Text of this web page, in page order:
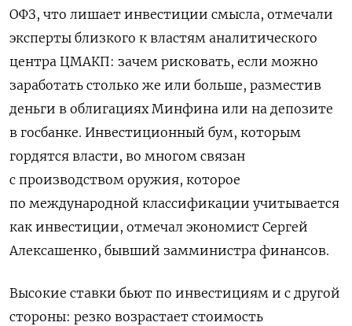
ОФЗ, что лишает инвестиции смысла, отмечали
эксперты близкого к властям аналитического
центра ЦМАКП: зачем рисковать, если можно
заработать столько же или больше, разместив
деньги в облигациях Минфина или на депозите
в госбанке. Инвестиционный бум, которым
гордятся власти, во многом связан
с производством оружия, которое
по международной классификации учитывается
как инвестиции, отмечал экономист Сергей
Алексашенко, бывший замминистра финансов.
Высокие ставки бьют по инвестициям и с другой
стороны: резко возрастает стоимость